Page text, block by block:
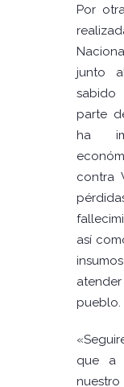
Por
junto
sabido
parte
ha
contra
así
pueblo.
que a